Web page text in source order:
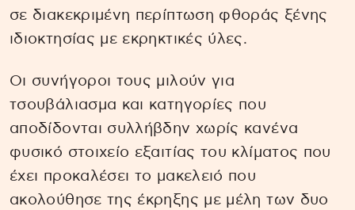
σε διακεκριμένη περίπτωση φθοράς ξένης
ιδιοκτησίας με εκρηκτικές ύλες.
Οι συνήγοροι τους μιλούν για
τσουβάλιασμα και κατηγορίες που
αποδίδονται συλλήβδην χωρίς κανένα
φυσικό στοιχείο εξαιτίας του κλίματος που
έχει προκαλέσει το μακελειό που
ακολούθησε της έκρηξης με μέλη των δυο